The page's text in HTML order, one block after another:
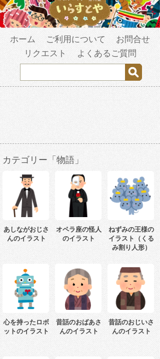
ホーム ご利用について
お問合せ
リクエスト
よくあるご質問
カテゴリー「物語」
あしながおじさ
んのイラスト
オペラ座の怪人
のイラスト
ねずみの王様の
イラスト（くる
み割り人形）
心を持ったロボ
ットのイラスト
昔話のおばあさ
んのイラスト
昔話のおじいさ
んのイラスト